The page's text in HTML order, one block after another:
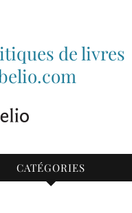
de livres
CATÉGORIES